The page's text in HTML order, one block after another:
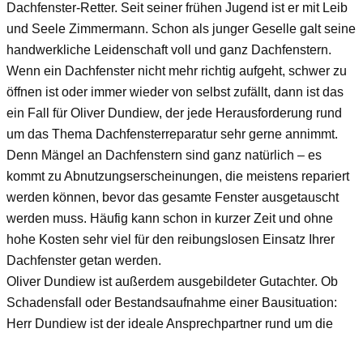
Dachfenster-Retter. Seit seiner frühen Jugend ist er mit Leib
und Seele Zimmermann. Schon als junger Geselle galt seine
handwerkliche Leidenschaft voll und ganz Dachfenstern.
Wenn ein Dachfenster nicht mehr richtig aufgeht, schwer zu
öffnen ist oder immer wieder von selbst zufällt, dann ist das
ein Fall für Oliver Dundiew, der jede Herausforderung rund
um das Thema Dachfensterreparatur sehr gerne annimmt.
Denn Mängel an Dachfenstern sind ganz natürlich – es
kommt zu Abnutzungserscheinungen, die meistens repariert
werden können, bevor das gesamte Fenster ausgetauscht
werden muss. Häufig kann schon in kurzer Zeit und ohne
hohe Kosten sehr viel für den reibungslosen Einsatz Ihrer
Dachfenster getan werden.
Oliver Dundiew ist außerdem ausgebildeter Gutachter. Ob
Schadensfall oder Bestandsaufnahme einer Bausituation:
Herr Dundiew ist der ideale Ansprechpartner rund um die